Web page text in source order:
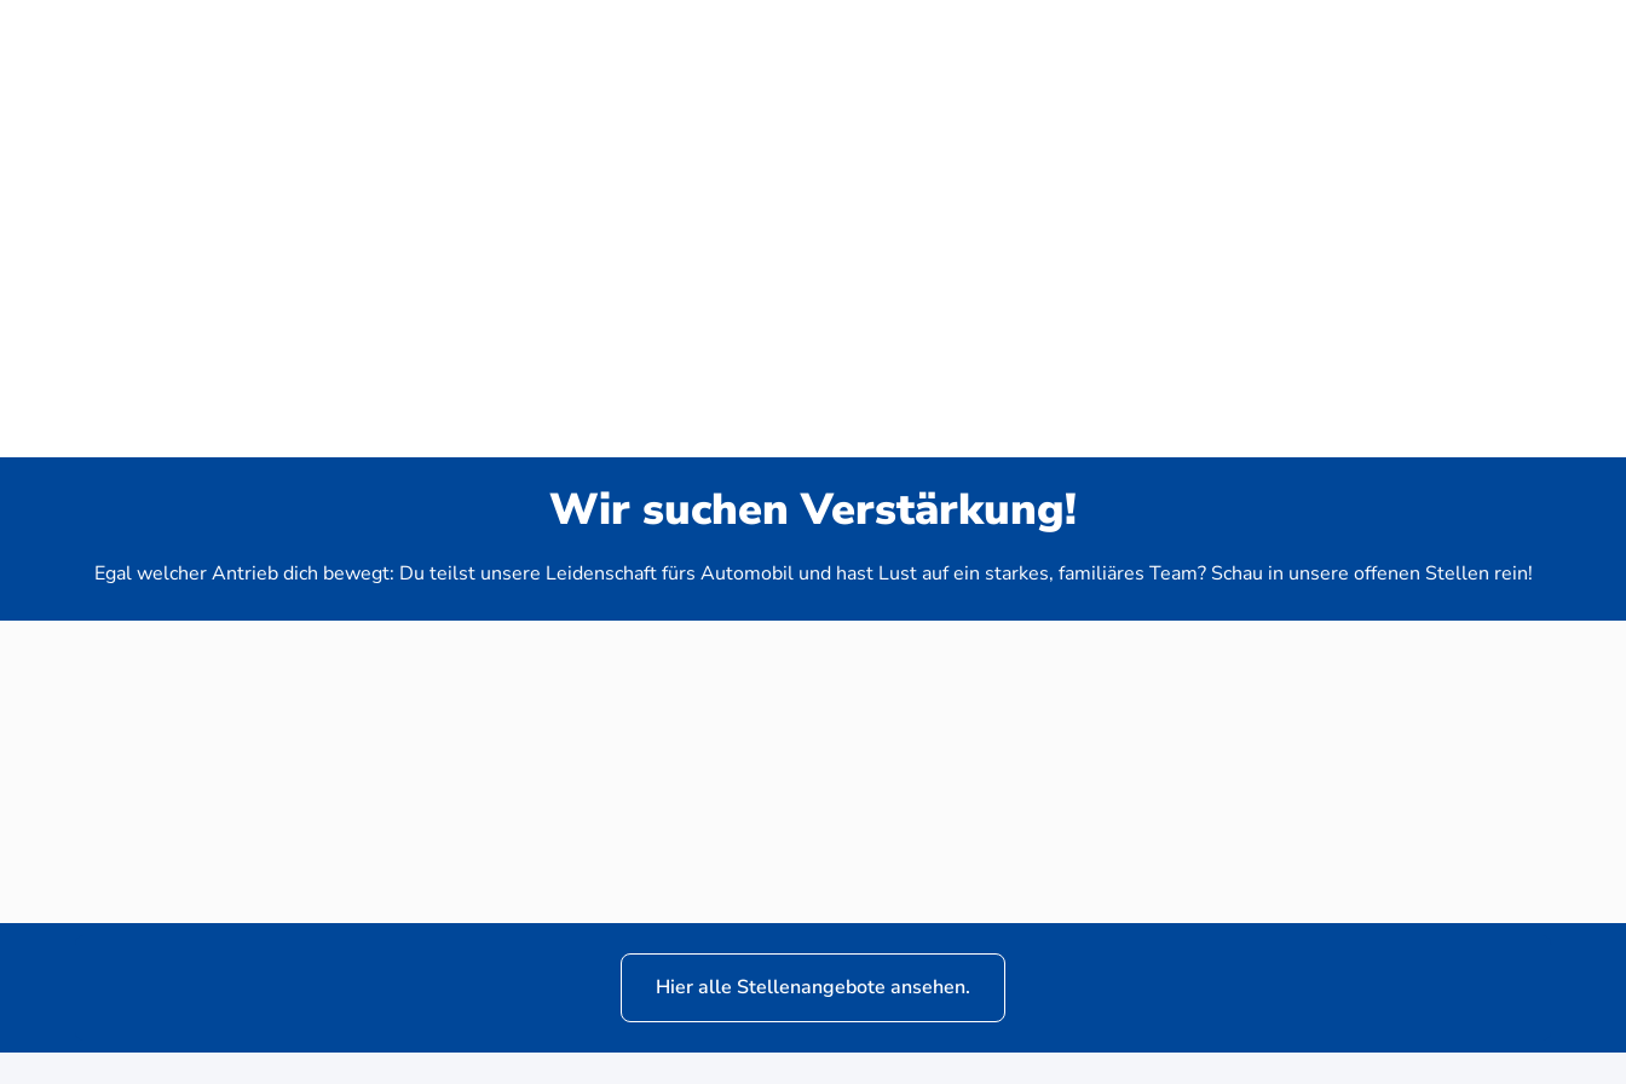
Wir suchen Verstärkung!
Egal welcher Antrieb dich bewegt: Du teilst unsere Leidenschaft fürs Automobil und hast Lust auf ein starkes, familiäres Team? Schau in unsere offenen Stellen rein!
Neuwagen-Verkaufsberater (m/w/d) für VW Nutzfahrzeuge
Hier alle Stellenangebote ansehen.